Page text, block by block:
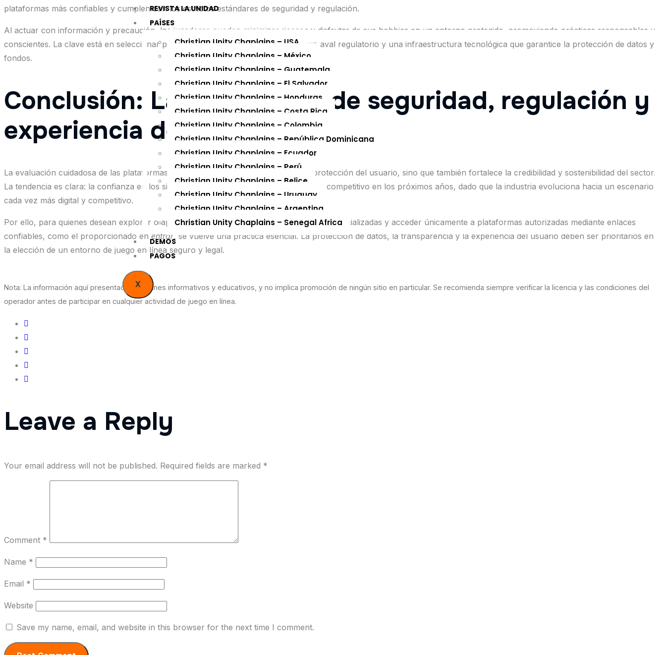
REVISTA LA UNIDAD
PAÍSES
Christian Unity Chaplains – USA
Christian Unity Chaplains – México
Christian Unity Chaplains – Guatemala
Christian Unity Chaplains – El Salvador
Christian Unity Chaplains – Honduras
Christian Unity Chaplains – Costa Rica
Christian Unity Chaplains – Colombia
Christian Unity Chaplains – República Dominicana
Christian Unity Chaplains – Ecuador
Christian Unity Chaplains – Perú
Christian Unity Chaplains – Belice
Christian Unity Chaplains – Uruguay
Christian Unity Chaplains – Argentina
Christian Unity Chaplains – Senegal Africa
DEMOS
PAGOS
X
plataformas más confiables y cumplen con los estrictos estándares de seguridad y regulación.
Al actuar con información y precaución, los jugadores pueden minimizar riesgos y disfrutar de sus hobbies en un entorno protegido, promoviendo prácticas responsables y
conscientes. La clave está en seleccionar plataformas con un historial probado, un aval regulatorio y una infraestructura tecnológica que garantice la protección de datos y
fondos.
Conclusión: La integración de seguridad, regulación y
experiencia del usuario
La evaluación cuidadosa de las plataformas de juego en línea no solo favorece la protección del usuario, sino que también fortalece la credibilidad y sostenibilidad del sector.
La tendencia es clara: la confianza en los sitios legales y regulados será el diferencial competitivo en los próximos años, dado que la industria evoluciona hacia un escenario
cada vez más digital y competitivo.
Por ello, para quienes desean explorar o apostar de forma segura, consultar fuentes especializadas y acceder únicamente a plataformas autorizadas mediante enlaces
confiables, como el proporcionado en entrar, se vuelve una práctica esencial. La protección de datos, la transparencia y la experiencia del usuario deben ser prioritarios en
la elección de un entorno de juego en línea seguro y legal.
Nota: La información aquí presentada tiene fines informativos y educativos, y no implica promoción de ningún sitio en particular. Se recomienda siempre verificar la licencia y las condiciones del
operador antes de participar en cualquier actividad de juego en línea.
Leave a Reply
Your email address will not be published. Required fields are marked *
Comment *
Name *
Email *
Website
Save my name, email, and website in this browser for the next time I comment.